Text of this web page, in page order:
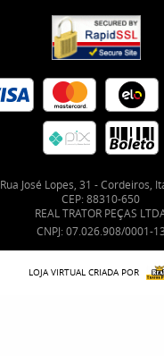
Rua José Lopes, 31 -Cordeiros,
CEP: 88310-650
REAL TRATOR PEÇAS
CNPJ: 07.026.908/0001-13
LOJA VIRTUAL CRIADA POR